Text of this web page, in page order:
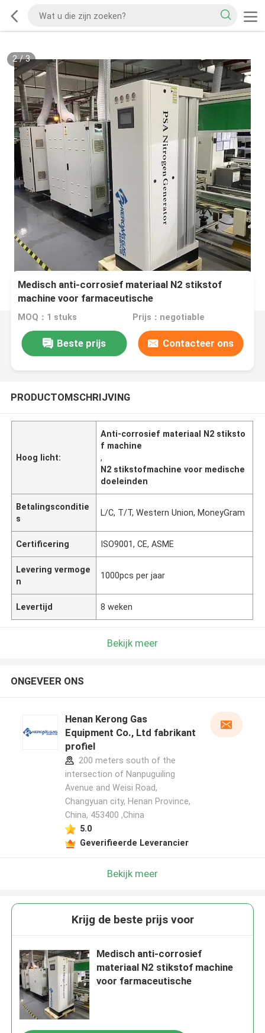
2/3
Medisch anti-corrosief materiaal N2 stikstof
machine voor farmaceutische
MOQ：1 stuks Prijs：negotiable
Beste prijs Contacteer ons
PRODUCTOMSCHRIJVING
Hoog licht:
Anti-corrosief materiaal N2 stiksto
f machine
,
N2 stikstofmachine voor medische
doeleinden
Betalingsconditie
s
L/C, T/T, Western Union, MoneyGram
Certificering ISO9001, CE, ASME
Levering vermoge
n
1000pcs per jaar
Levertijd 8 weken
Bekijk meer
ONGEVEER ONS
Henan Kerong Gas
Equipment Co., Ltd fabrikant
profiel
200 meters south of the
intersection of Nanpuguiling
Avenue and Weisi Road,
Changyuan city, Henan Province,
China, 453400 ,China
5.0
Geverifieerde Leverancier
Bekijk meer
Krijg de beste prijs voor
Medisch anti-corrosief
materiaal N2 stikstof machine
voor farmaceutische